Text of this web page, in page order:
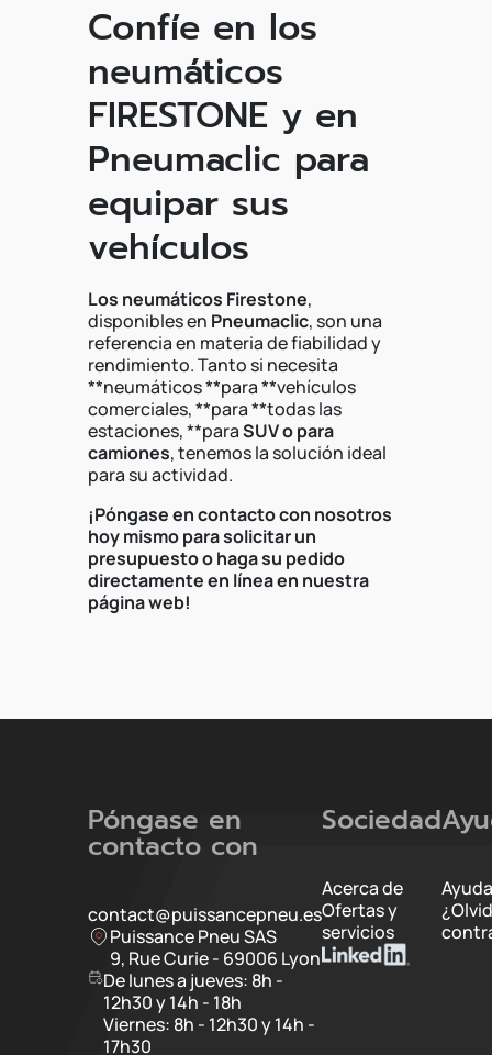
Confíe en los
neumáticos
FIRESTONE y en
Pneumaclic para
equipar sus
vehículos
Los neumáticos Firestone,
disponibles en Pneumaclic, son una
referencia en materia de fiabilidad y
rendimiento. Tanto si necesita
**neumáticos **para **vehículos
comerciales, **para **todas las
estaciones, **paraSUV opara
camiones, tenemos la solución ideal
para su actividad.
¡Póngase en contacto con nosotros
hoy mismo para solicitar un
presupuesto o haga su pedido
directamente en línea en nuestra
página web!
Póngase en
contacto con
contact@puissancepneu.es
Puissance Pneu SAS
9, Rue Curie - 69006 Lyon
De lunes a jueves: 8h -
12h30 y 14h - 18h
Viernes: 8h - 12h30 y 14h -
17h30
Sociedad
Acerca de
Ofertas y
servicios